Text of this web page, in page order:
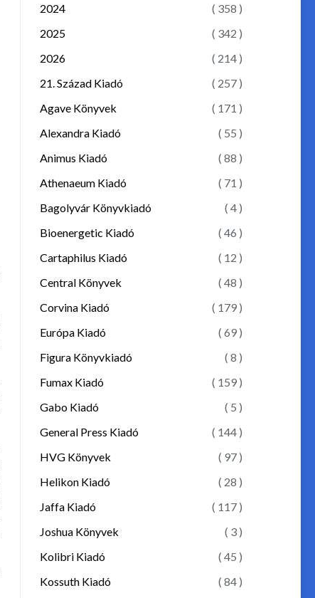
2024
( 358 )
2025
( 342 )
2026
( 214 )
21. Század Kiadó
( 257 )
Agave Könyvek
( 171 )
Alexandra Kiadó
( 55 )
Animus Kiadó
( 88 )
Athenaeum Kiadó
( 71 )
Bagolyvár Könyvkiadó
( 4 )
Bioenergetic Kiadó
( 46 )
Cartaphilus Kiadó
( 12 )
Central Könyvek
( 48 )
Corvina Kiadó
( 179 )
Európa Kiadó
( 69 )
Figura Könyvkiadó
( 8 )
Fumax Kiadó
( 159 )
Gabo Kiadó
( 5 )
General Press Kiadó
( 144 )
HVG Könyvek
( 97 )
Helikon Kiadó
( 28 )
Jaffa Kiadó
( 117 )
Joshua Könyvek
( 3 )
Kolibri Kiadó
( 45 )
Kossuth Kiadó
( 84 )